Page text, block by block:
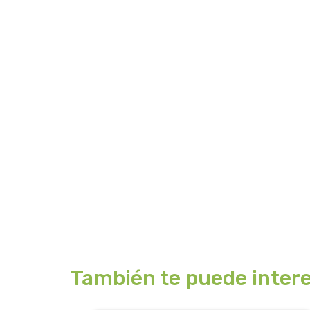
También te puede